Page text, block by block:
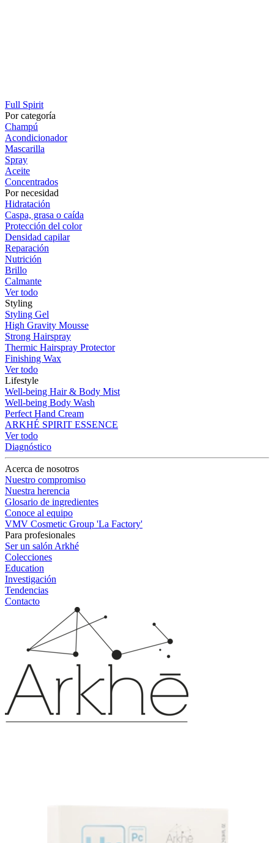
Full Spirit
Por categoría
Champú
Acondicionador
Mascarilla
Spray
Aceite
Concentrados
Por necesidad
Hidratación
Caspa, grasa o caída
Protección del color
Densidad capilar
Reparación
Nutrición
Brillo
Calmante
Ver todo
Styling
Styling Gel
High Gravity Mousse
Strong Hairspray
Thermic Hairspray Protector
Finishing Wax
Ver todo
Lifestyle
Well-being Hair & Body Mist
Well-being Body Wash
Perfect Hand Cream
ARKHÉ SPIRIT ESSENCE
Ver todo
Diagnóstico
Acerca de nosotros
Nuestro compromiso
Nuestra herencia
Glosario de ingredientes
Conoce al equipo
VMV Cosmetic Group 'La Factory'
Para profesionales
Ser un salón Arkhé
Colecciones
Education
Investigación
Tendencias
Contacto